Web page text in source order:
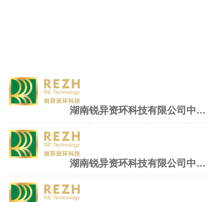
湖南锐异资环科技有限公司中试系统设备采购项目中标（成交）结果公告
公司中试系统设备采购项目二、采购项目编
号：HNBK-2025-004三、中标（..
湖南锐异资环科技有限公司中试系统设备采购项目公开招标公告
科技有限公司中试系统设备采购项目进行公
开招标采购，现将采购事项..